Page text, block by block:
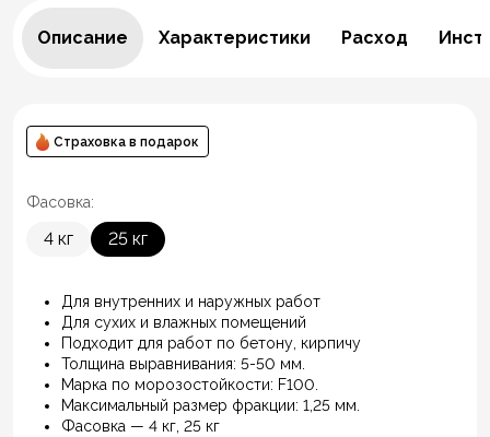
Описание Характеристики Расход
Страховка в подарок
Фасовка:
4 кг 25 кг
Для внутренних и наружных работ
Для сухих и влажных помещений
Подходит для работ по бетону, кирпичу
Толщина выравнивания: 5-50 мм.
Марка по морозостойкости: F100.
Максимальный размер фракции: 1,25 мм.
Фасовка — 4 кг, 25 кг